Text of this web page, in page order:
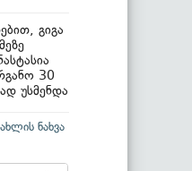
გიგა
30
უსმენდა
ნახვა